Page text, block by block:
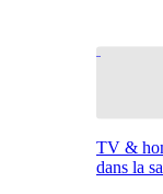
TV &
dans la